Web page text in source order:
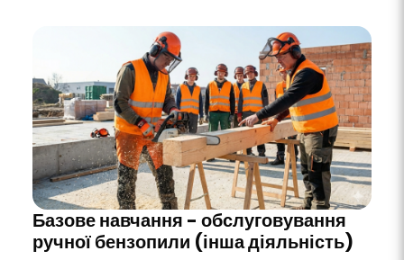
Базове навчання - обслуговування
ручної бензопили (інша діяльність)